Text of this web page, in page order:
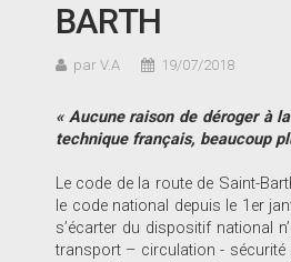
BARTH
par V.A 19/07/2018
« Aucune raison de déroger à
technique français, beaucoup
Le code de la route de Saint-
le code national depuis le 1er
s’écarter du dispositif national
transport – circulation - sécurité